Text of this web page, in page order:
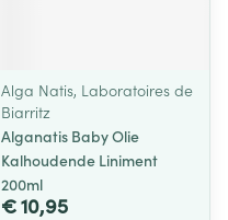
Alga Natis, Laboratoires de
Biarritz
Alganatis Baby Olie
Kalhoudende Liniment
200ml
€ 10,95